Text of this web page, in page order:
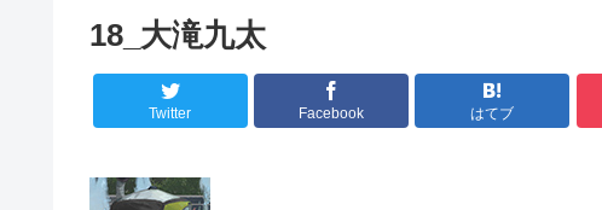
18_大滝九太
Twitter Facebook はてブ